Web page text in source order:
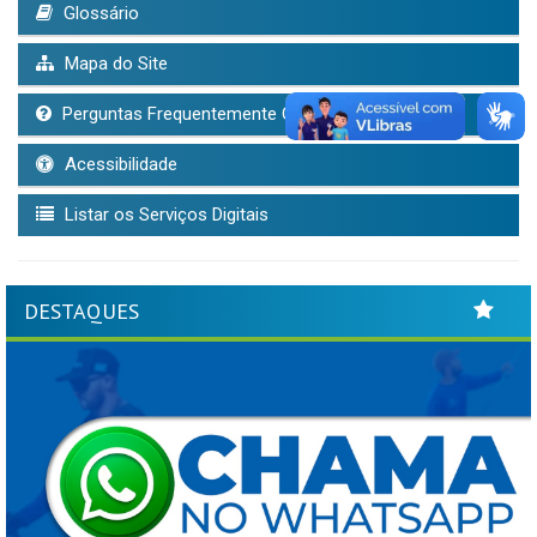
Glossário
Mapa do Site
Perguntas Frequentemente Questionadas
Acessibilidade
Listar os Serviços Digitais
DESTAQUES